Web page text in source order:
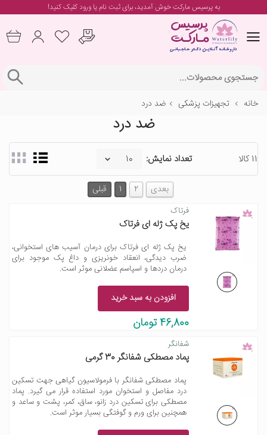
به پرسیس مارکت خوش آمدید، برایثبت نام یا ورودکلیک کنید!
خانه تجهیزات پزشکی ضد درد
ضد درد
11 کالا تعداد نمایش:
قبلی 1 2 بعدی
فرتاک
یخ پک ژله ای فرتاک
یخ پک ژله ای فرتاک برای درمان آسیب های استخوانی،
ضرب دیدگی، انعقاد خونریزی و داغ پک موجود برای
درمان دردها و اسپاسم عضلانی موثر است.
افزودن به سبد خرید
46,800 تومان
شفانگر
پماد مصطکی شفانگر 30 گرمی
پماد مصطکی شفانگر با فرمولاسیون گیاهی جهت تسکین
درد مفاصل و استخوان مورد استفاده قرار می گیرد. پماد
مصطکی برای تسکین درد زانو، ساق، کمر، پشت و ساعد و
همچنین برای ورم و گوفتگی بسیار موثر است.